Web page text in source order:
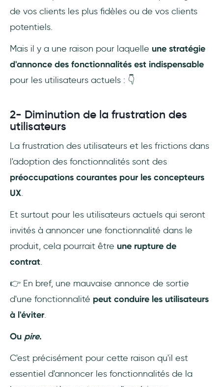
de vos clients les plus fidèles ou de vos clients
potentiels.
Mais il y a une raison pour laquelle une stratégie
d'annonce des fonctionnalités est indispensable
pour les utilisateurs actuels : 👇
2- Diminution de la frustration des
utilisateurs
La frustration des utilisateurs et les frictions dans
l'adoption des fonctionnalités sont des
préoccupations courantes pour les concepteurs
UX.
Et surtout pour les utilisateurs actuels qui seront
invités à annoncer une fonctionnalité dans le
produit, cela pourrait être une rupture de
contrat.
👉 En bref, une mauvaise annonce de sortie
d'une fonctionnalité peut conduire les utilisateurs
à l'éviter.
Ou pire.
C'est précisément pour cette raison qu'il est
essentiel d'annoncer les fonctionnalités de la